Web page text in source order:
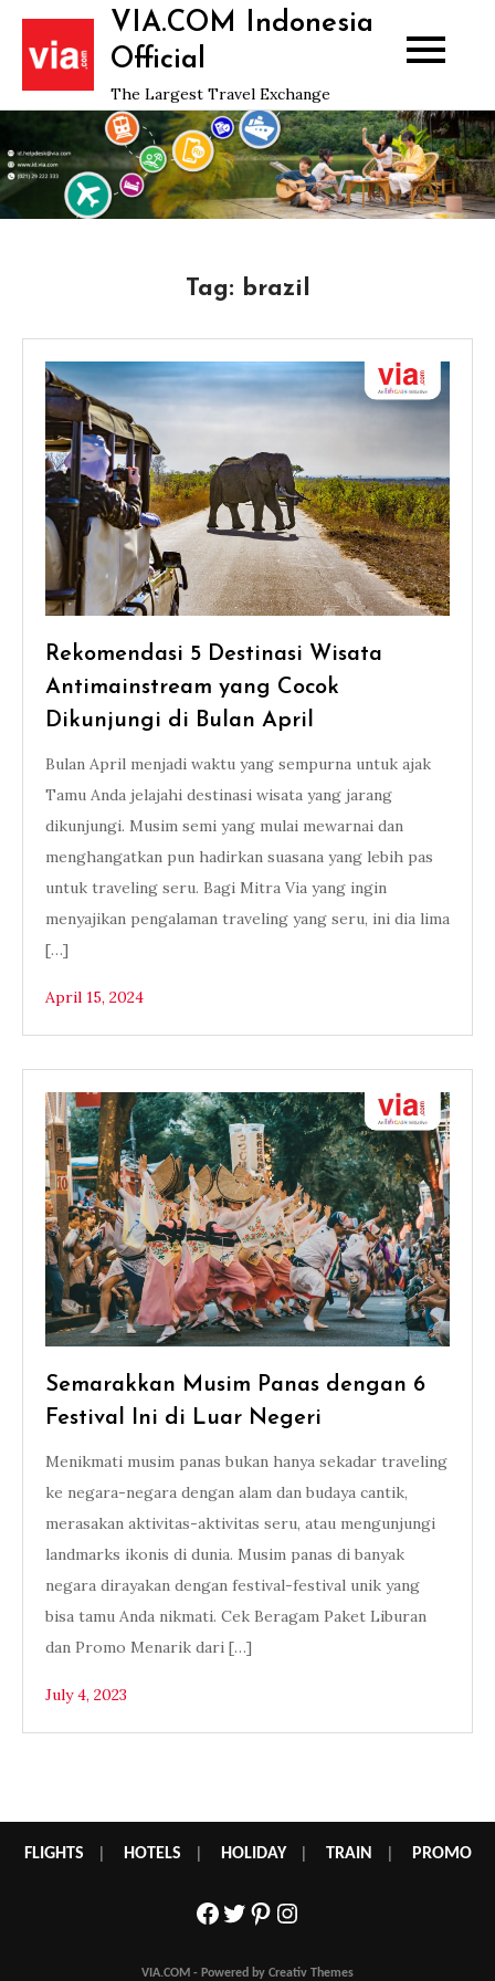
Skip
content
VIA.COM Indonesia
Official
The Largest Travel Exchange
Tag: brazil
Rekomendasi 5 Destinasi Wisata
Antimainstream yang Cocok
Dikunjungi di Bulan April
Bulan April menjadi waktu yang sempurna untuk ajak
Tamu Anda jelajahi destinasi wisata yang jarang
dikunjungi. Musim semi yang mulai mewarnai dan
menghangatkan pun hadirkan suasana yang lebih pas
untuk traveling seru. Bagi Mitra Via yang ingin
menyajikan pengalaman traveling yang seru, ini dia lima
[…]
April 15, 2024
Semarakkan Musim Panas dengan 6
Festival Ini di Luar Negeri
Menikmati musim panas bukan hanya sekadar traveling
ke negara-negara dengan alam dan budaya cantik,
merasakan aktivitas-aktivitas seru, atau mengunjungi
landmarks ikonis di dunia. Musim panas di banyak
negara dirayakan dengan festival-festival unik yang
bisa tamu Anda nikmati. Cek Beragam Paket Liburan
dan Promo Menarik dari […]
July 4, 2023
FLIGHTS HOTELS HOLIDAY| TRAIN PROMO
Facebook
Twitter
Pinterest
Instagram
VIA.COM - Powered by Creativ Themes